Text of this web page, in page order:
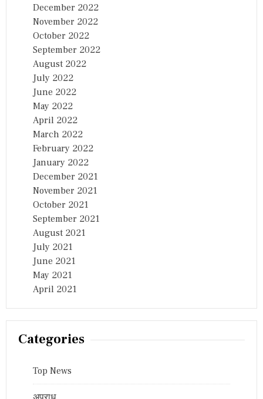
December 2022
November 2022
October 2022
September 2022
August 2022
July 2022
June 2022
May 2022
April 2022
March 2022
February 2022
January 2022
December 2021
November 2021
October 2021
September 2021
August 2021
July 2021
June 2021
May 2021
April 2021
Categories
Top News